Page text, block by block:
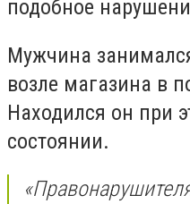
подобное
Мужчина
возле магазина в
Находился он при
состоянии.